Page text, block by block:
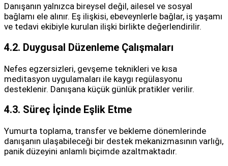
Danışanın yalnızca bireysel değil, ailesel ve sosyal
bağlamı ele alınır. Eş ilişkisi, ebeveynlerle bağlar, iş yaşamı
ve tedavi ekibiyle kurulan ilişki birlikte değerlendirilir.
4.2. Duygusal Düzenleme Çalışmaları
Nefes egzersizleri, gevşeme teknikleri ve kısa
meditasyon uygulamaları ile kaygı regülasyonu
desteklenir. Danışana küçük günlük pratikler verilir.
4.3. Süreç İçinde Eşlik Etme
Yumurta toplama, transfer ve bekleme dönemlerinde
danışanın ulaşabileceği bir destek mekanizmasının varlığı,
panik düzeyini anlamlı biçimde azaltmaktadır.